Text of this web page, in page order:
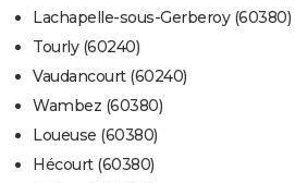
Lachapelle-sous-Gerberoy (60380)
Tourly (60240)
Vaudancourt (60240)
Wambez (60380)
Loueuse (60380)
Hécourt (60380)